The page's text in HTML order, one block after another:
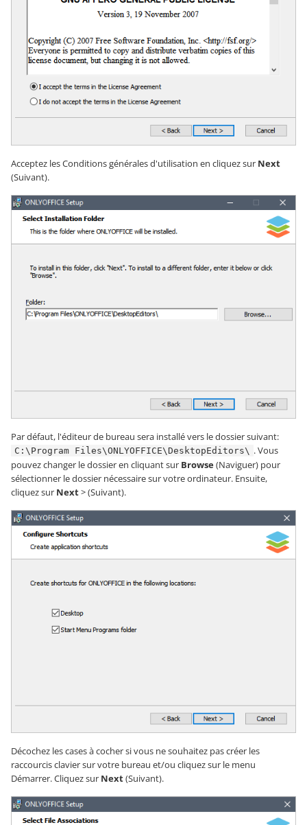
Acceptez les Conditions générales d'utilisation en cliquez sur Next
(Suivant).
Par défaut, l'éditeur de bureau sera installé vers le dossier suivant:
C:\Program Files\ONLYOFFICE\DesktopEditors\ . Vous
pouvez changer le dossier en cliquant sur Browse(Naviguer) pour
sélectionner le dossier nécessaire sur votre ordinateur. Ensuite,
cliquez sur Next> (Suivant).
Décochez les cases à cocher si vous ne souhaitez pas créer les
raccourcis clavier sur votre bureau et/ou cliquez sur le menu
Démarrer. Cliquez sur Next(Suivant).